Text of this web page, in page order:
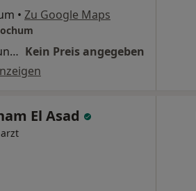
• Zu Google Maps
Allgemeine Sprechstunde Kein Preis angegeben
El Asad